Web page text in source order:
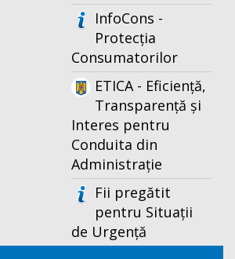
InfoCons -
Protecția
Consumatorilor
ETICA - Eficiență,
Transparență și
Interes pentru
Conduita din
Administrație
Fii pregătit
pentru Situații
de Urgență